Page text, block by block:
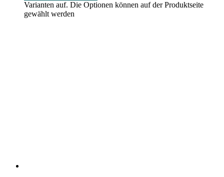
Varianten auf. Die Optionen können auf der Produktseite
gewählt werden